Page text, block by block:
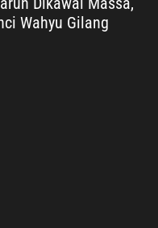
Wahyu Gilang